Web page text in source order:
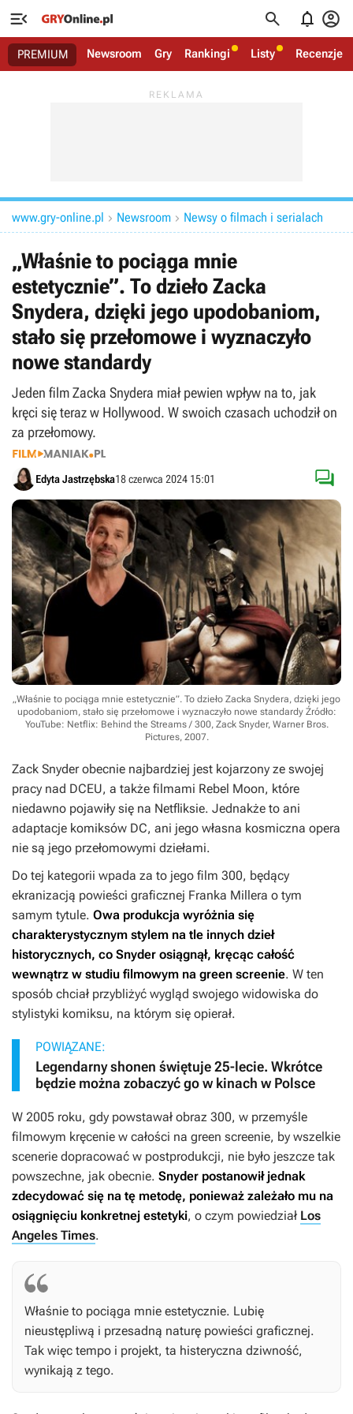
   
PREMIUM Newsroom Gry Rankingi Listy Recenzje
www.gry-online.pl  Newsroom  Newsy o filmach i serialach
„Właśnie to pociąga mnie
estetycznie”. To dzieło Zacka
Snydera, dzięki jego upodobaniom,
stało się przełomowe i wyznaczyło
nowe standardy
Jeden film Zacka Snydera miał pewien wpływ na to, jak
kręci się teraz w Hollywood. W swoich czasach uchodził on
za przełomowy.
Edyta Jastrzębska18 czerwca 2024 15:01 
„Właśnie to pociąga mnie estetycznie”. To dzieło Zacka Snydera, dzięki jego
upodobaniom, stało się przełomowe i wyznaczyło nowe standardy Źródło:
YouTube: Netflix: Behind the Streams / 300, Zack Snyder, Warner Bros.
Pictures, 2007.
Zack Snyder obecnie najbardziej jest kojarzony ze swojej
pracy nad DCEU, a także filmami Rebel Moon, które
niedawno pojawiły się na Netfliksie. Jednakże to ani
adaptacje komiksów DC, ani jego własna kosmiczna opera
nie są jego przełomowymi dziełami.
Do tej kategorii wpada za to jego film 300, będący
ekranizacją powieści graficznej Franka Millera o tym
samym tytule. Owa produkcja wyróżnia się
charakterystycznym stylem na tle innych dzieł
historycznych, co Snyder osiągnął, kręcąc całość
wewnątrz w studiu filmowym na green screenie. W ten
sposób chciał przybliżyć wygląd swojego widowiska do
stylistyki komiksu, na którym się opierał.
POWIĄZANE:
Legendarny shonen świętuje 25-lecie. Wkrótce
będzie można zobaczyć go w kinach w Polsce
W 2005 roku, gdy powstawał obraz 300, w przemyśle
filmowym kręcenie w całości na green screenie, by wszelkie
scenerie dopracować w postprodukcji, nie było jeszcze tak
powszechne, jak obecnie. Snyder postanowił jednak
zdecydować się na tę metodę, ponieważ zależało mu na
osiągnięciu konkretnej estetyki, o czym powiedział Los
Angeles Times.
Właśnie to pociąga mnie estetycznie. Lubię
nieustępliwą i przesadną naturę powieści graficznej.
Tak więc tempo i projekt, ta histeryczna dziwność,
wynikają z tego.